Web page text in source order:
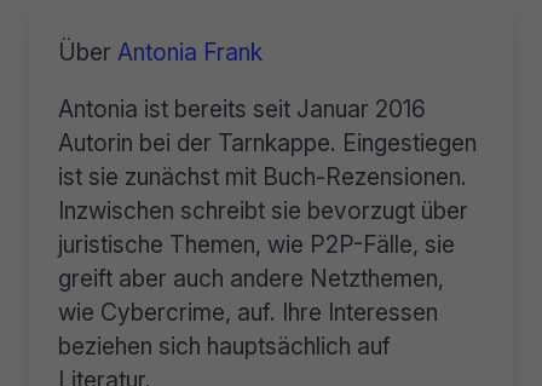
Über Antonia Frank
Antonia ist bereits seit Januar 2016
Autorin bei der Tarnkappe. Eingestiegen
ist sie zunächst mit Buch-Rezensionen.
Inzwischen schreibt sie bevorzugt über
juristische Themen, wie P2P-Fälle, sie
greift aber auch andere Netzthemen,
wie Cybercrime, auf. Ihre Interessen
beziehen sich hauptsächlich auf